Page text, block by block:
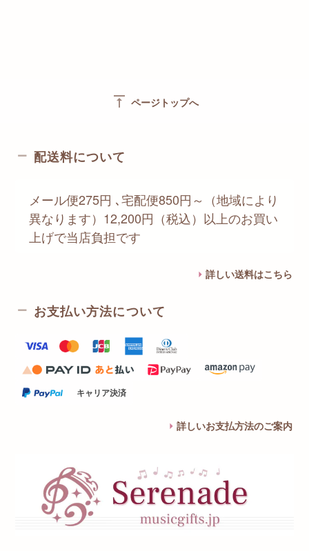
vertical_align_top ページトップへ
配送料について
メール便275円 ､宅配便850円～（地域により
異なります）12,200円（税込）以上のお買い
上げで当店負担です
詳しい送料はこちら
お支払い方法について
キャリア決済
詳しいお支払方法のご案内